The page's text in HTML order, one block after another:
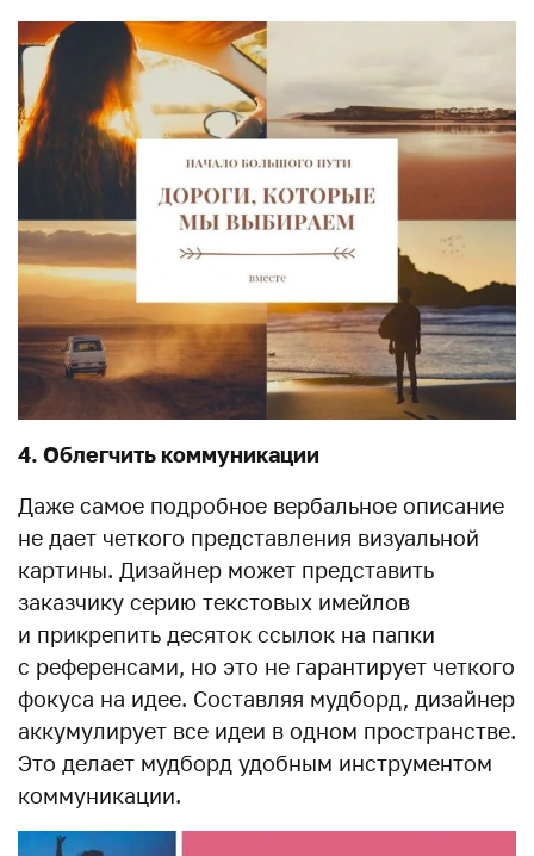
4. Облегчить коммуникации
Даже самое подробное вербальное описание
не дает четкого представления визуальной
картины. Дизайнер может представить
заказчику серию текстовых имейлов
и прикрепить десяток ссылок на папки
с референсами, но это не гарантирует четкого
фокуса на идее. Составляя мудборд, дизайнер
аккумулирует все идеи в одном пространстве.
Это делает мудборд удобным инструментом
коммуникации.